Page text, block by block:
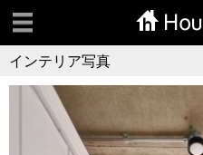
インテリア写真